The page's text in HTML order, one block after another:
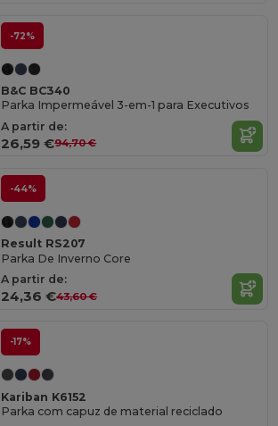
-72%
B&C BC340
Parka Impermeável 3-em-1 para Executivos
A partir de:
26,59 €94,70 €
-44%
Result RS207
Parka De Inverno Core
A partir de:
24,36 €43,60 €
-17%
Kariban K6152
Parka com capuz de material reciclado